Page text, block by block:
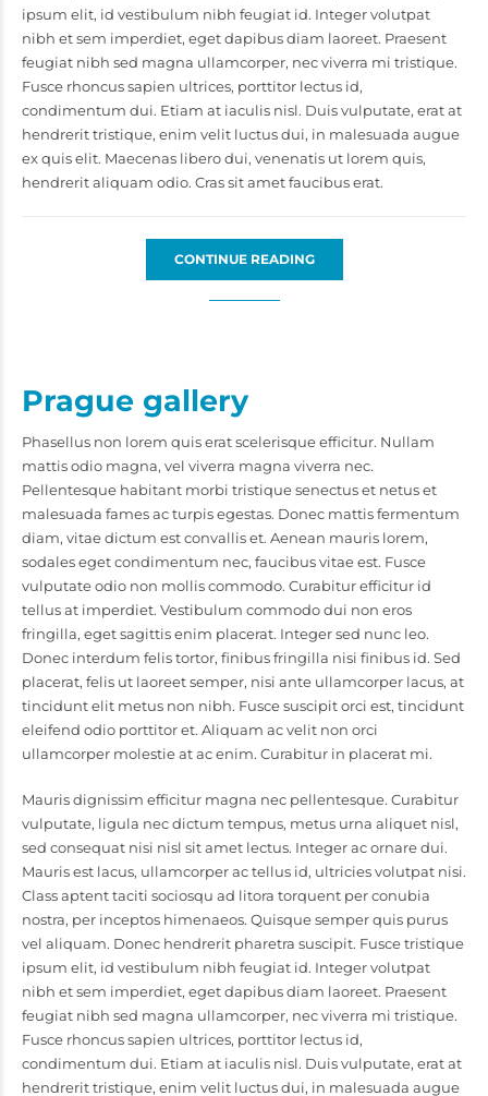
ipsum elit, id vestibulum nibh feugiat id. Integer volutpat
nibh et sem imperdiet, eget dapibus diam laoreet. Praesent
feugiat nibh sed magna ullamcorper, nec viverra mi tristique.
Fusce rhoncus sapien ultrices, porttitor lectus id,
condimentum dui. Etiam at iaculis nisl. Duis vulputate, erat at
hendrerit tristique, enim velit luctus dui, in malesuada augue
ex quis elit. Maecenas libero dui, venenatis ut lorem quis,
hendrerit aliquam odio. Cras sit amet faucibus erat.
CONTINUE READING
Prague gallery
Phasellus non lorem quis erat scelerisque efficitur. Nullam
mattis odio magna, vel viverra magna viverra nec.
Pellentesque habitant morbi tristique senectus et netus et
malesuada fames ac turpis egestas. Donec mattis fermentum
diam, vitae dictum est convallis et. Aenean mauris lorem,
sodales eget condimentum nec, faucibus vitae est. Fusce
vulputate odio non mollis commodo. Curabitur efficitur id
tellus at imperdiet. Vestibulum commodo dui non eros
fringilla, eget sagittis enim placerat. Integer sed nunc leo.
Donec interdum felis tortor, finibus fringilla nisi finibus id. Sed
placerat, felis ut laoreet semper, nisi ante ullamcorper lacus, at
tincidunt elit metus non nibh. Fusce suscipit orci est, tincidunt
eleifend odio porttitor et. Aliquam ac velit non orci
ullamcorper molestie at ac enim. Curabitur in placerat mi.
Mauris dignissim efficitur magna nec pellentesque. Curabitur
vulputate, ligula nec dictum tempus, metus urna aliquet nisl,
sed consequat nisi nisl sit amet lectus. Integer ac ornare dui.
Mauris est lacus, ullamcorper ac tellus id, ultricies volutpat nisi.
Class aptent taciti sociosqu ad litora torquent per conubia
nostra, per inceptos himenaeos. Quisque semper quis purus
vel aliquam. Donec hendrerit pharetra suscipit. Fusce tristique
ipsum elit, id vestibulum nibh feugiat id. Integer volutpat
nibh et sem imperdiet, eget dapibus diam laoreet. Praesent
feugiat nibh sed magna ullamcorper, nec viverra mi tristique.
Fusce rhoncus sapien ultrices, porttitor lectus id,
condimentum dui. Etiam at iaculis nisl. Duis vulputate, erat at
hendrerit tristique, enim velit luctus dui, in malesuada augue